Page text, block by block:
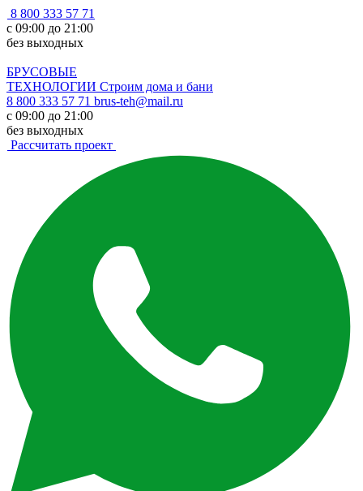
8 800 333 57 71
с 09:00 до 21:00
без выходных
БРУСОВЫЕ
ТЕХНОЛОГИИ Строим дома и бани
8 800 333 57 71 brus-teh@mail.ru
с 09:00 до 21:00
без выходных
Рассчитать проект